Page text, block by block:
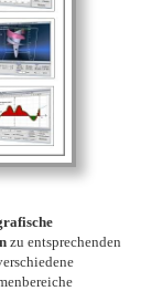
zu entsprechenden